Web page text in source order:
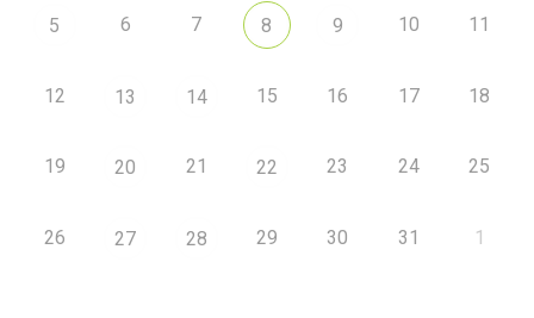
5 6 7 8 9 10 11
12 13 14 15 16 17 18
19 20 21 22 23 24 25
26 27 28 29 30 31 1